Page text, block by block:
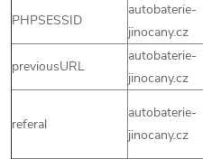
PHPSESSID
autobaterie-
jinocany.cz
previousURL
autobaterie-
jinocany.cz
referal
autobaterie-
jinocany.cz